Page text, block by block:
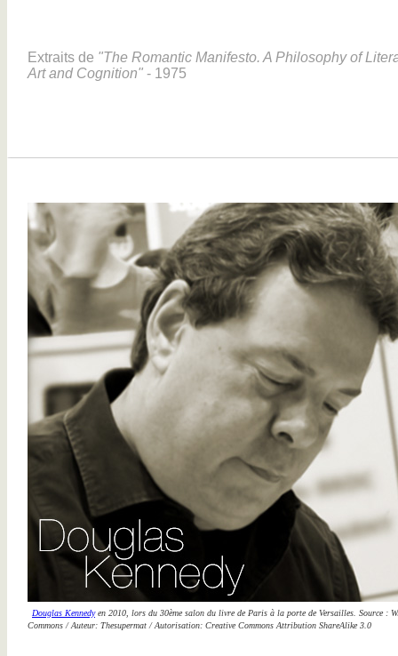
Extraits de "The Romantic Manifesto. A Philosophy of
Art and Cognition" - 1975
Douglas Kennedyen 2010, lors du 30ème salon du livre de Paris à la porte de Versailles. Source :
Commons / Auteur: Thesupermat / Autorisation: Creative Commons Attribution ShareAlike 3.0